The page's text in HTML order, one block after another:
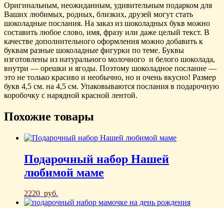
Оригинальным, неожиданным, удивительным подарком для
Ваших любимых, родных, близких, друзей могут стать
шоколадные послания. На заказ из шоколадных букв можно
составить любое слово, имя, фразу или даже целый текст. В
качестве дополнительного оформления можно добавить к
буквам разные шоколадные фигурки по теме. Буквы
изготовлены из натурального молочного и белого шоколада,
внутри — орешки и ягоды. Поэтому шоколадное послание —
это не только красиво и необычно, но и очень вкусно! Размер
букв 4,5 см. на 4,5 см. Упаковываются послания в подарочную
коробочку с нарядной красной лентой.
Похожие товары
Подарочный набор Нашей
любимой маме
2220 руб.